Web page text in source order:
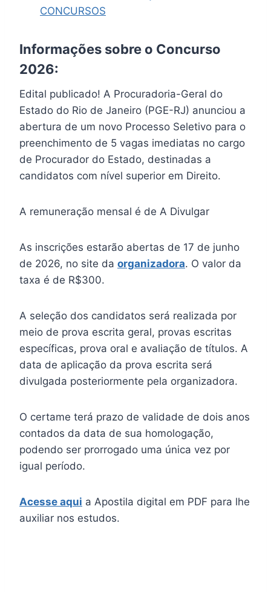
CONCURSOS
Informações sobre o Concurso
2026:
Edital publicado! A Procuradoria-Geral do
Estado do Rio de Janeiro (PGE-RJ) anunciou a
abertura de um novo Processo Seletivo para o
preenchimento de 5 vagas imediatas no cargo
de Procurador do Estado, destinadas a
candidatos com nível superior em Direito.
A remuneração mensal é de A Divulgar
As inscrições estarão abertas de 17 de junho
de 2026, no site da organizadora. O valor da
taxa é de R$300.
A seleção dos candidatos será realizada por
meio de prova escrita geral, provas escritas
específicas, prova oral e avaliação de títulos. A
data de aplicação da prova escrita será
divulgada posteriormente pela organizadora.
O certame terá prazo de validade de dois anos
contados da data de sua homologação,
podendo ser prorrogado uma única vez por
igual período.
Acesse aqui a Apostila digital em PDF para lhe
auxiliar nos estudos.